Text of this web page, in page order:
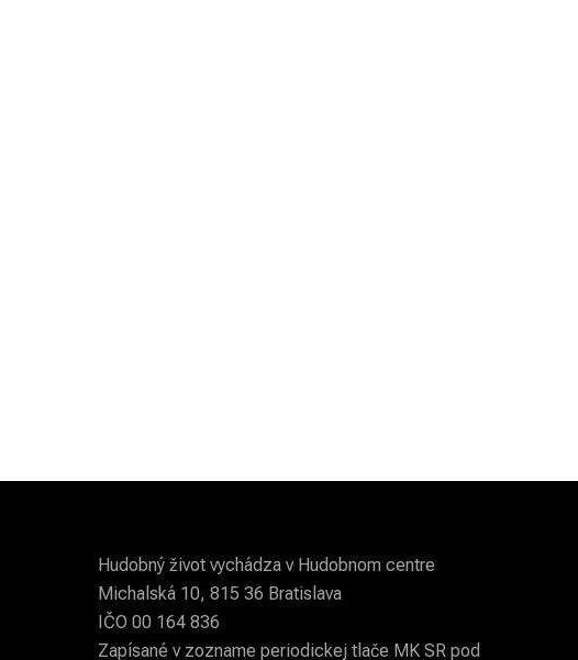
Hudobný život vychádza v Hudobnom centre
Michalská 10, 815 36 Bratislava
IČO 00 164 836
Zapísané v zozname periodickej tlače MK SR pod